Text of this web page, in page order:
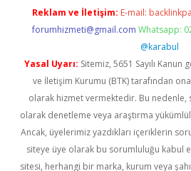
Reklam ve İletişim: E-mail:
forumhizmeti@gmail.com Whatsapp:
@karabul
Yasal Uyarı: Sitemiz, 5651 Sayılı
ve İletişim Kurumu (BTK) tarafından
olarak hizmet vermektedir. Bu
olarak denetleme veya araştırma
Ancak, üyelerimiz yazdıkları içeriklerin
siteye üye olarak bu sorumluluğu kabul
sitesi, herhangi bir marka, kurum veya